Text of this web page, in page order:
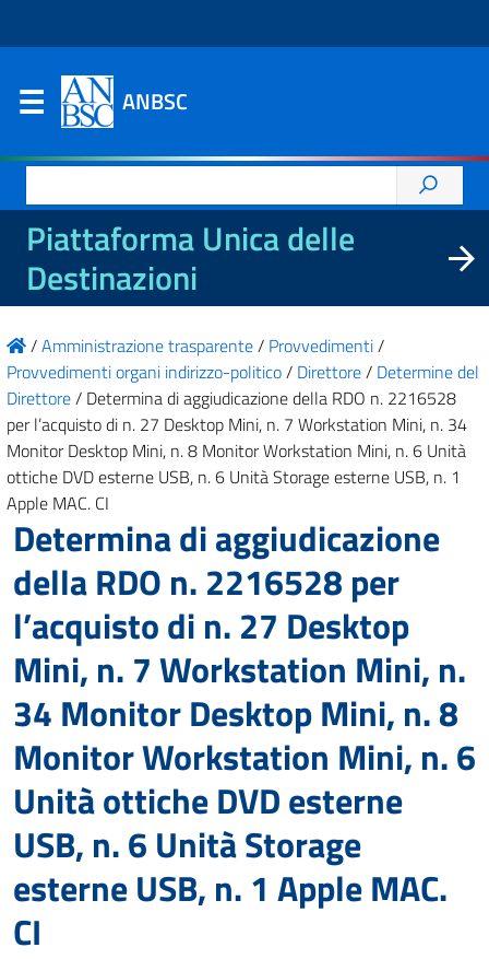
ANBSC
per:
Piattaforma Unica delle
Destinazioni
/Amministrazione trasparente/ Provvedimenti/
Provvedimenti organi indirizzo-politico/ Direttore/ Determine del
Direttore/ Determina di aggiudicazione della RDO n. 2216528
per l’acquisto di n. 27 Desktop Mini, n. 7 Workstation Mini, n. 34
Monitor Desktop Mini, n. 8 Monitor Workstation Mini, n. 6 Unità
ottiche DVD esterne USB, n. 6 Unità Storage esterne USB, n. 1
Apple MAC. CI
Determina di aggiudicazione
della RDO n. 2216528 per
l’acquisto di n. 27 Desktop
Mini, n. 7 Workstation Mini, n.
34 Monitor Desktop Mini, n. 8
Monitor Workstation Mini, n. 6
Unità ottiche DVD esterne
USB, n. 6 Unità Storage
esterne USB, n. 1 Apple MAC.
CI